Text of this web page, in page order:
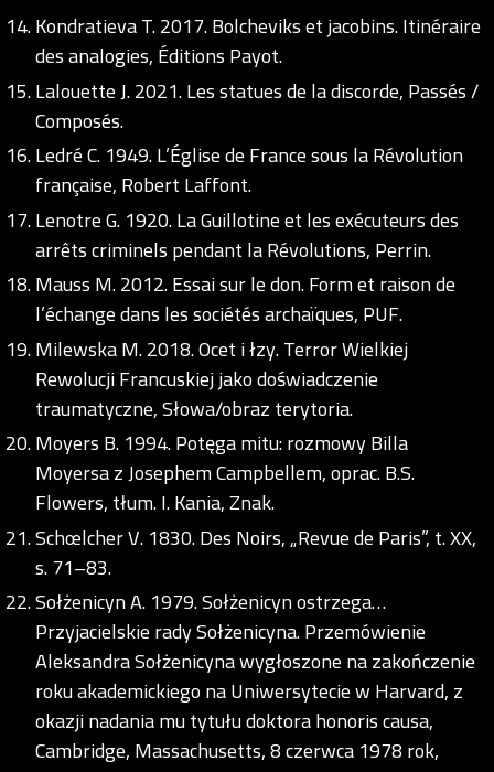
Kondratieva T. 2017. Bolcheviks et jacobins. Itinéraire
des analogies, Éditions Payot.
Lalouette J. 2021. Les statues de la discorde, Passés /
Composés.
Ledré C. 1949. L’Église de France sous la Révolution
française, Robert Laffont.
Lenotre G. 1920. La Guillotine et les exécuteurs des
arrêts criminels pendant la Révolutions, Perrin.
Mauss M. 2012. Essai sur le don. Form et raison de
l’échange dans les sociétés archaïques, PUF.
Milewska M. 2018. Ocet i łzy. Terror Wielkiej
Rewolucji Francuskiej jako doświadczenie
traumatyczne, Słowa/obraz terytoria.
Moyers B. 1994. Potęga mitu: rozmowy Billa
Moyersa z Josephem Campbellem, oprac. B.S.
Flowers, tłum. I. Kania, Znak.
Schœlcher V. 1830. Des Noirs, „Revue de Paris”, t. XX,
s. 71–83.
Sołżenicyn A. 1979. Sołżenicyn ostrzega…
Przyjacielskie rady Sołżenicyna. Przemówienie
Aleksandra Sołżenicyna wygłoszone na zakończenie
roku akademickiego na Uniwersytecie w Harvard, z
okazji nadania mu tytułu doktora honoris causa,
Cambridge, Massachusetts, 8 czerwca 1978 rok,